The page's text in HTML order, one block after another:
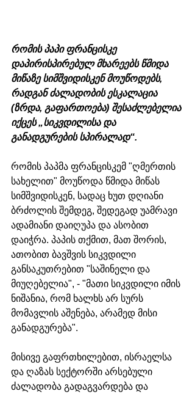
რომის პაპი ფრანცისკე
დაპირისპირებულ მხარეებს წმიდა
მიწაზე სიმშვიდისკენ მოუწოდებს,
რადგან ძალადობის ესკალაცია
(ზრდა, გაფართოება) შესაძლებელია
იქცეს „სიკვდილისა და
განადგურების სპირალად“.
რომის პაპმა ფრანცისკემ "ღმერთის
სახელით" მოუწოდა წმიდა მიწას
სიმშვიდისკენ, სადაც ხუთ დღიანი
ბრძოლის შემდეგ, შედეგად უამრავი
ადამიანი დაიღუპა და ასობით
დაიჭრა. პაპის თქმით, მათ შორის,
ათობით ბავშვის სიკვდილი
განსაკუთრებით "საშინელი და
მიუღებელია", - "მათი სიკვდილი იმის
ნიშანია, რომ ხალხს არ სურს
მომავლის აშენება, არამედ მისი
განადგურება".
მისივე გაფრთხილებით, ისრაელსა
და ღაზას სექტორში არსებული
ძალადობა გადაგვარდება და